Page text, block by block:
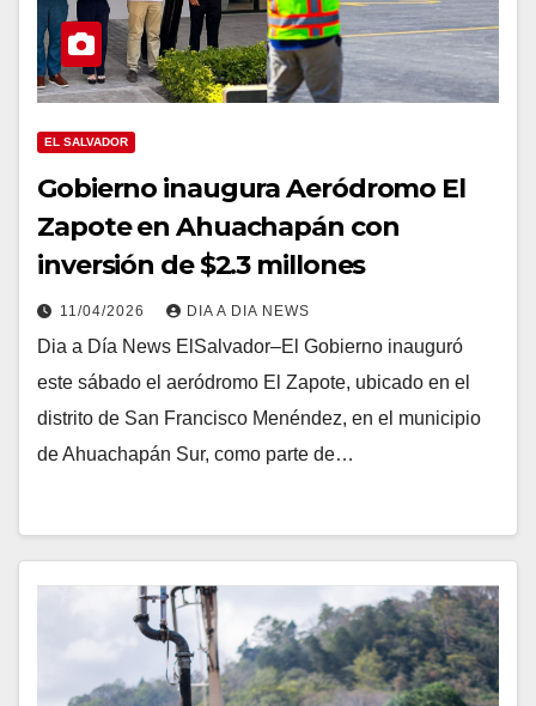
EL SALVADOR
Gobierno inaugura Aeródromo El
Zapote en Ahuachapán con
inversión de $2.3 millones
11/04/2026 DIA A DIA NEWS
Dia a Día News ElSalvador–El Gobierno inauguró
este sábado el aeródromo El Zapote, ubicado en el
distrito de San Francisco Menéndez, en el municipio
de Ahuachapán Sur, como parte de…